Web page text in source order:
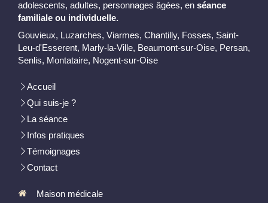
adolescents, adultes, personnages âgées, en séance
familiale ou individuelle.
Gouvieux, Luzarches, Viarmes, Chantilly, Fosses, Saint-
Leu-d'Esserent, Marly-la-Ville, Beaumont-sur-Oise, Persan,
Senlis, Montataire, Nogent-sur-Oise
Accueil
Qui suis-je ?
La séance
Infos pratiques
Témoignages
Contact
Maison médicale